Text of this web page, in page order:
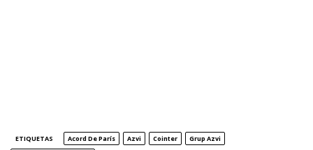
ETIQUETAS Acord De París Azvi Cointer
Grup Azvi